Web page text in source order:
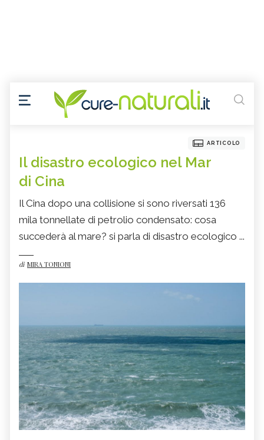
ARTICOLO
Il disastro ecologico nel Mar
di Cina
Il Cina dopo una collisione si sono riversati 136
mila tonnellate di petrolio condensato: cosa
succederà al mare? si parla di disastro ecologico ...
di MIRA TONIONI